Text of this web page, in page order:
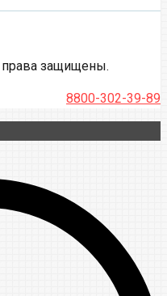
защищены.
8800-302-39-89